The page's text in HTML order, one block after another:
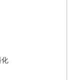
化